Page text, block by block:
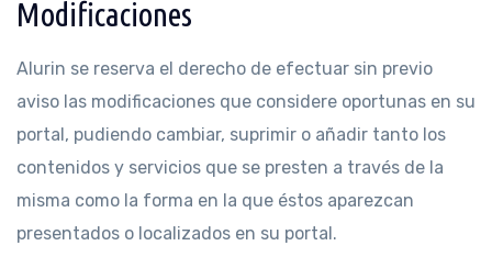
Modificaciones
Alurin se reserva el derecho de efectuar sin previo
aviso las modificaciones que considere oportunas en su
portal, pudiendo cambiar, suprimir o añadir tanto los
contenidos y servicios que se presten a través de la
misma como la forma en la que éstos aparezcan
presentados o localizados en su portal.